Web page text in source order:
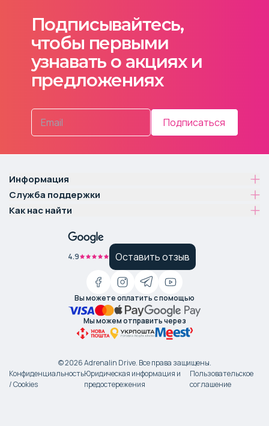
Подписывайтесь,
чтобы первыми
узнавать о акциях и
предложениях
Подписаться
Информация
Служба поддержки
Как нас найти
4.9 Оставить отзыв
Вы можете оплатить с помощью
Мы можем отправить через
©2026Adrenalin Drive. Все права защищены.
Конфиденциальность
/ Cookies
Юридическая информация и
предостережения
Пользовательское
соглашение